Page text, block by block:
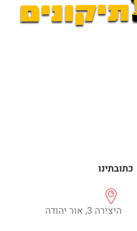
כתובתינו
היצירה 3, אור יהודה